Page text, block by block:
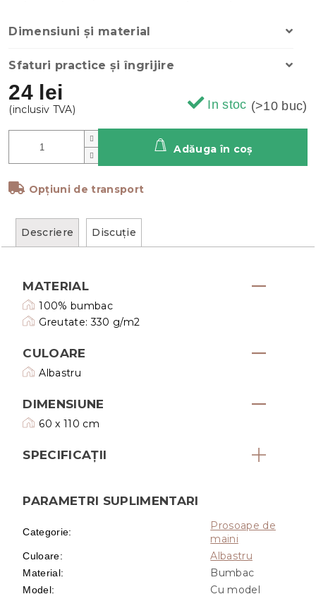
24 lei
In stoc (>10 buc)
Opțiuni de transport
Adăuga în coş
Dimensiuni și material
Sfaturi practice și îngrijire
Descriere Discuţie
MATERIAL
100% bumbac
Greutate: 330 g/m2
CULOARE
Albastru
DIMENSIUNE
60 x 110 cm
SPECIFICAȚII
PARAMETRI SUPLIMENTARI
Categorie:
Prosoape de
maini
Culoare: Albastru
Material: Bumbac
Model: Cu model